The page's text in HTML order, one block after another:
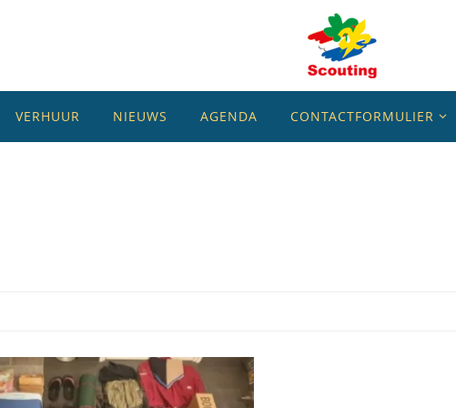
VERHUUR NIEUWS AGENDA CONTACTFORMULIER